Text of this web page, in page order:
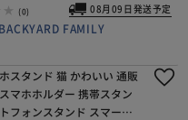
(0) 08月09日発送予定
BACKYARD FAMILY
スタンド 猫 かわいい 通販
マホホルダー 携帯スタン
フォンスタンド スマート